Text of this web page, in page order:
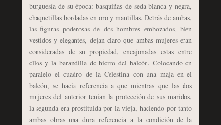
burguesía de su época: basquiñas de seda blanca y negra,
chaquetillas bordadas en oro y mantillas. Detrás de ambas,
las figuras poderosas de dos hombres embozados, bien
vestidos y elegantes, dejan claro que ambas mujeres eran
consideradas de su propiedad, encajonadas estas entre
ellos y la barandilla de hierro del balcón. Colocando en
paralelo el cuadro de la Celestina con una maja en el
balcón, se hacía referencia a que mientras que las dos
mujeres del anterior tenían la protección de sus maridos,
la segunda era prostituida por la vieja, haciendo por tanto
ambas obras una dura referencia a la condición de la